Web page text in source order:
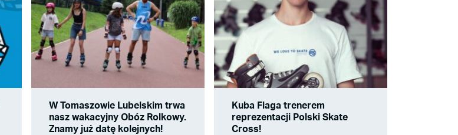
W Tomaszowie Lubelskim trwa
nasz wakacyjny Obóz Rolkowy.
Znamy już datę kolejnych!
Kuba Flaga trenerem
reprezentacji Polski Skate
Cross!